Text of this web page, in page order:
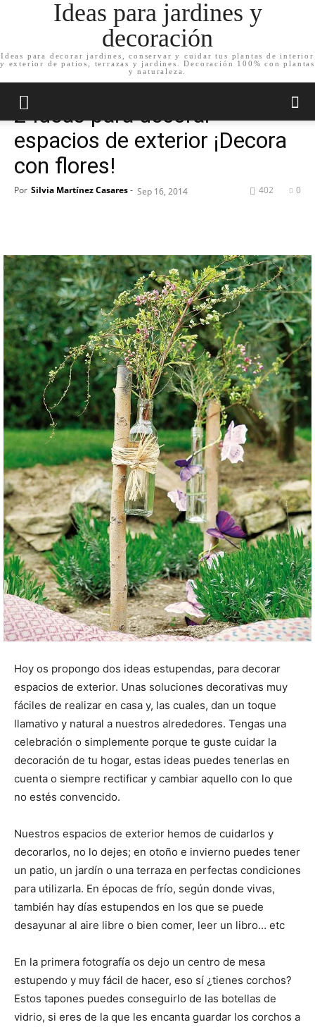
Ideas para jardines y
decoración
Ideas para decorar jardines, conservar y cuidar tus plantas de interior
y exterior de patios, terrazas y jardines. Decoración 100% con plantas
y naturaleza.
Inicio Decoración de jardín
2 Ideas para decorar
espacios de exterior ¡Decora
con flores!
Por Silvia Martínez Casares- Sep 16, 2014 0
402
Hoy os propongo dos ideas estupendas, para decorar
espacios de exterior. Unas soluciones decorativas muy
fáciles de realizar en casa y, las cuales, dan un toque
llamativo y natural a nuestros alrededores. Tengas una
celebración o simplemente porque te guste cuidar la
decoración de tu hogar, estas ideas puedes tenerlas en
cuenta o siempre rectificar y cambiar aquello con lo que
no estés convencido.
Nuestros espacios de exterior hemos de cuidarlos y
decorarlos, no lo dejes; en otoño e invierno puedes tener
un patio, un jardín o una terraza en perfectas condiciones
para utilizarla. En épocas de frío, según donde vivas,
también hay días estupendos en los que se puede
desayunar al aire libre o bien comer, leer un libro… etc
En la primera fotografía os dejo un centro de mesa
estupendo y muy fácil de hacer, eso sí ¿tienes corchos?
Estos tapones puedes conseguirlo de las botellas de
vidrio, si eres de la que les encanta guardar los corchos a